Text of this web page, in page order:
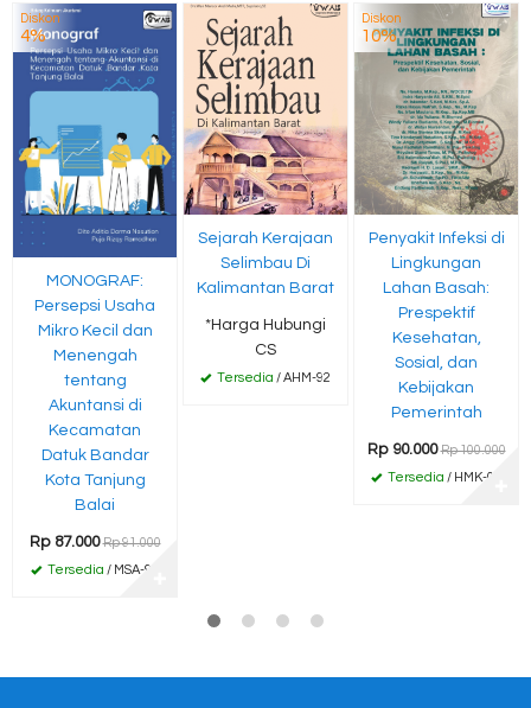
Diskon
4%
MONOGRAF:
Persepsi Usaha
Mikro Kecil dan
Menengah
tentang
Akuntansi di
Kecamatan
Datuk Bandar
Kota Tanjung
Balai
Rp 87.000 Rp 91.000
Tersedia / MSA-91
Sejarah Kerajaan
Selimbau Di
Kalimantan Barat
*Harga Hubungi
CS
Tersedia / AHM-92
Diskon
10%
Penyakit Infeksi di
Lingkungan
Lahan Basah:
Prespektif
Kesehatan,
Sosial, dan
Kebijakan
Pemerintah
Rp 90.000 Rp 100.000
Tersedia / HMK-01